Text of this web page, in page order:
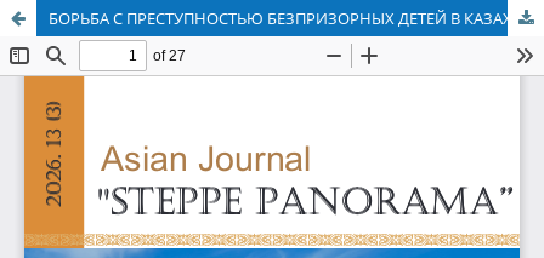
БОРЬБА С ПРЕСТУПНОСТЬЮ БЕЗПРИЗОРНЫХ ДЕТЕЙ В КАЗАХСТАНЕ В 1920-Х ГОДАХ